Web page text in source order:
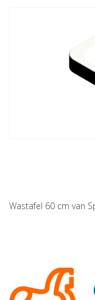
Wastafel 60 cm van